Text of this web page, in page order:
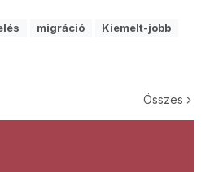
migráció Kiemelt-jobb
Összes